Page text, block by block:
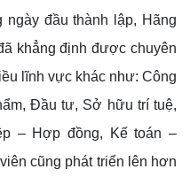
đầu thành lập, Hãng
khẳng định được chuyên
lĩnh vực khác như: Công
Đầu tư, Sở hữu trí tuệ,
– Hợp đồng, Kế toán –
cũng phát triển lên hơn